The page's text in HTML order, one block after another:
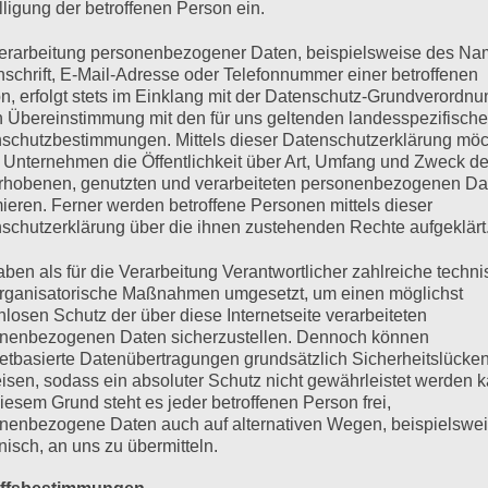
ZUSÄTZLICHE INFORMATIONEN
der Name schon verrät ist der MultiPlus eine Kombination aus
Lösung bietet zahlreiche Funktionen wie die eines echten
eine Hybrid PowerAssist-Technologie sowie mehrere
PRODUKTE
der betroffenen Person ein.
personenbezogener Daten, beispielsweise des
E-Mail-Adresse oder Telefonnummer einer betroffenen
erfolgt stets im Einklang mit der Datenschutz-
Übereinstimmung mit den für uns geltenden
Mittels dieser Datenschutzerklärung
Unternehmen die Öffentlichkeit über Art, Umfang und Zweck
genutzten und verarbeiteten personenbezogenen
Ferner werden betroffene Personen mittels dieser
über die ihnen zustehenden Rechte
als für die Verarbeitung Verantwortlicher zahlreiche
Maßnahmen umgesetzt, um einen möglichst
Schutz der über diese Internetseite verarbeiteten
Daten sicherzustellen. Dennoch können
Datenübertragungen grundsätzlich Sicherheitslücken
sodass ein absoluter Schutz nicht gewährleistet werden
Grund steht es jeder betroffenen Person frei,
Daten auch auf alternativen Wegen,
an uns zu übermitteln.